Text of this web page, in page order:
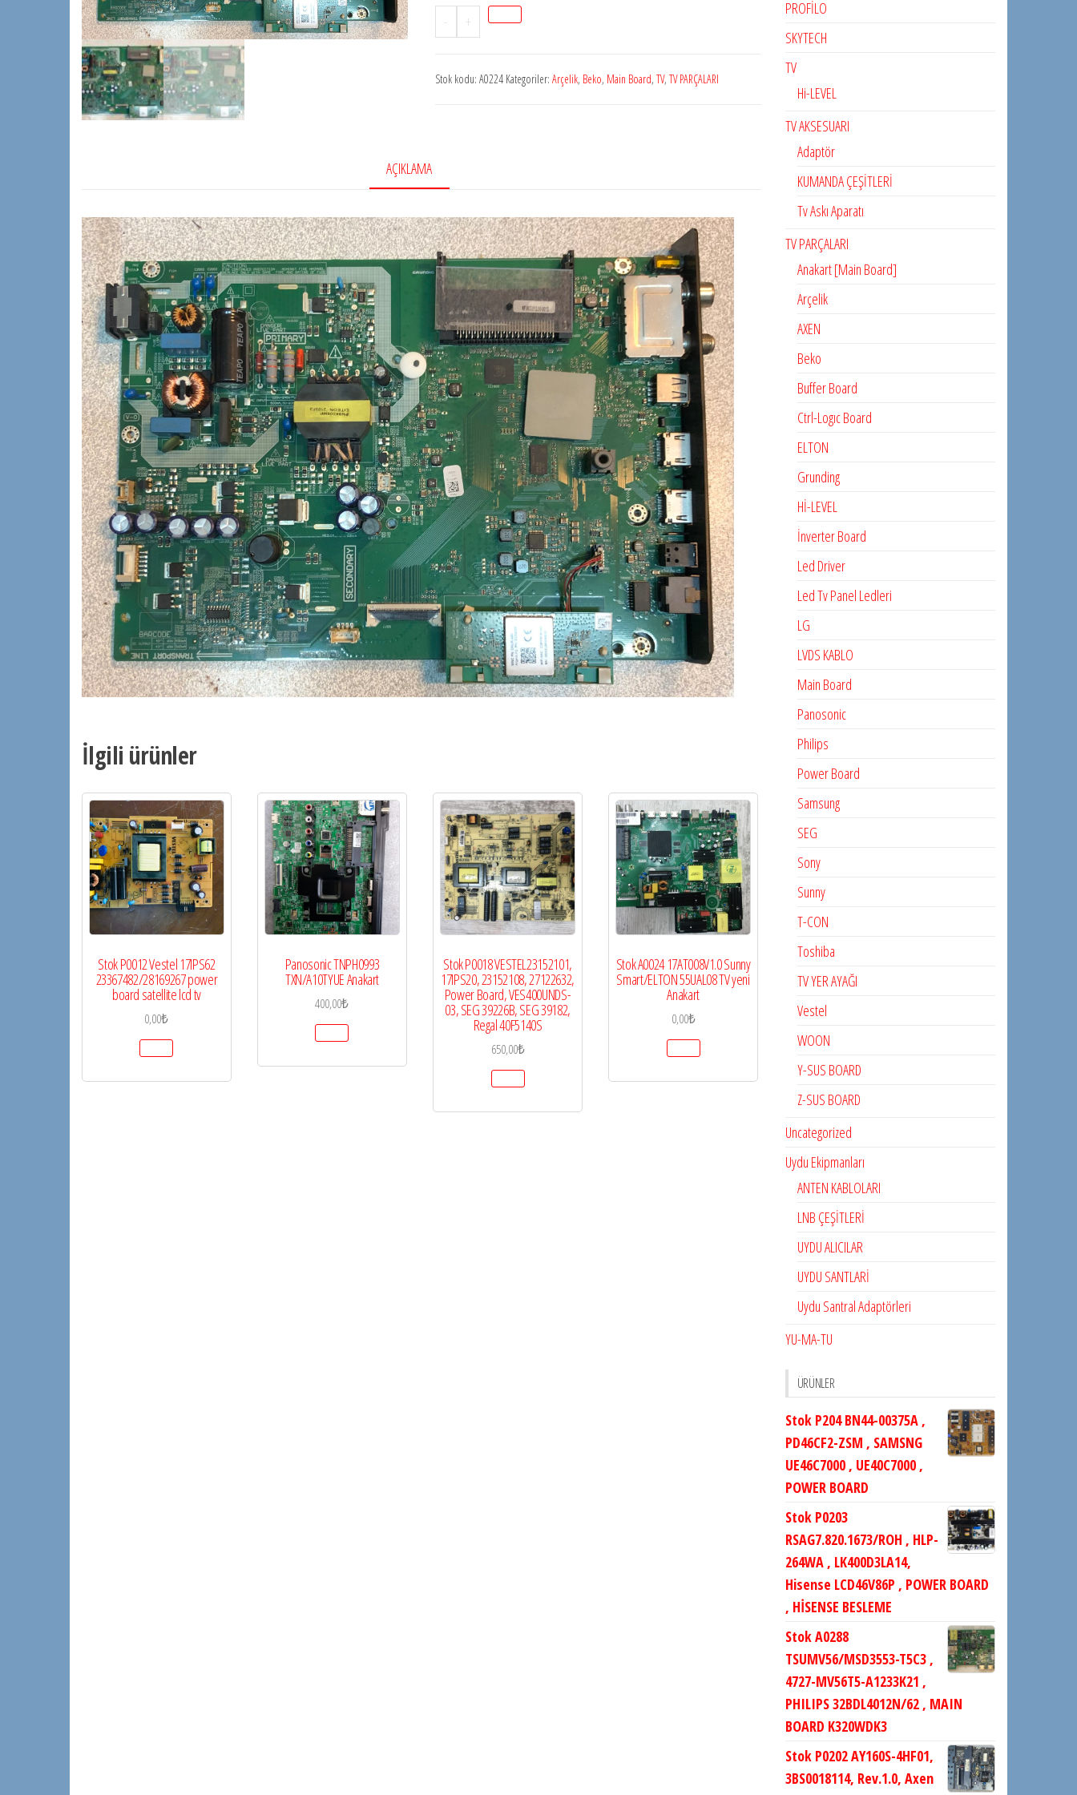
-
Stok
A0224
ZNG190R-
+
Stok kodu: A0224 Kategoriler: Arçelik, Beko, Main Board, TV, TV PARÇALARI
AÇIKLAMA
İlgili ürünler
Stok P0012 Vestel 17IPS62
23367482/28169267 power
board satellite lcd tv
0,00₺
Panosonic TNPH0993
TXN/A10TYUE Anakart
400,00₺
Stok P0018 VESTEL23152101,
17IPS20, 23152108, 27122632,
Power Board, VES400UNDS-
03, SEG 39226B, SEG 39182,
Regal 40F5140S
650,00₺
Stok A0024 17AT008V1.0 Sunny
Smart/ELTON 55UAL08 TV yeni
Anakart
0,00₺
PROFİLO
SKYTECH
TV
Hi-LEVEL
TV AKSESUARI
Adaptör
KUMANDA ÇEŞİTLERİ
Tv Askı Aparatı
TV PARÇALARI
Anakart [Main Board]
Arçelik
AXEN
Beko
Buffer Board
Ctrl-Logıc Board
ELTON
Grunding
Hİ-LEVEL
İnverter Board
Led Driver
Led Tv Panel Ledleri
LG
LVDS KABLO
Main Board
Panosonic
Philips
Power Board
Samsung
SEG
Sony
Sunny
T-CON
Toshiba
TV YER AYAĞI
Vestel
WOON
Y-SUS BOARD
Z-SUS BOARD
Uncategorized
Uydu Ekipmanları
ANTEN KABLOLARI
LNB ÇEŞİTLERİ
UYDU ALICILAR
UYDU SANTLARİ
Uydu Santral Adaptörleri
YU-MA-TU
ÜRÜNLER
Stok P204 BN44-00375A ,
PD46CF2-ZSM , SAMSNG
UE46C7000 , UE40C7000 ,
POWER BOARD
Stok P0203
RSAG7.820.1673/ROH , HLP-
264WA , LK400D3LA14,
Hisense LCD46V86P , POWER BOARD
, HİSENSE BESLEME
Stok A0288
TSUMV56/MSD3553-T5C3 ,
4727-MV56T5-A1233K21 ,
PHILIPS 32BDL4012N/62 , MAIN
BOARD K320WDK3
Stok P0202 AY160S-4HF01,
3BS0018114, Rev.1.0, Axen